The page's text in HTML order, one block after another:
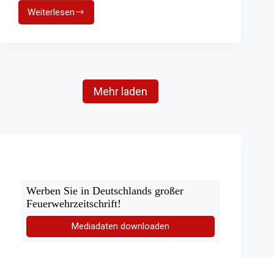
WeiterlesenEinsatzstichwort
passt
Brandbekämpfung
Mehr laden
Werben Sie in Deutschlands großer
Feuerwehrzeitschrift!
Mediadaten downloaden